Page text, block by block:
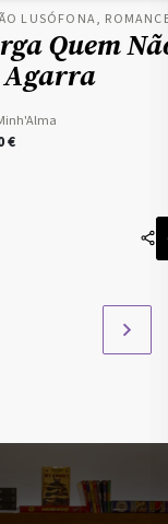
LUSÓFONA,
Quem
Agarra
€